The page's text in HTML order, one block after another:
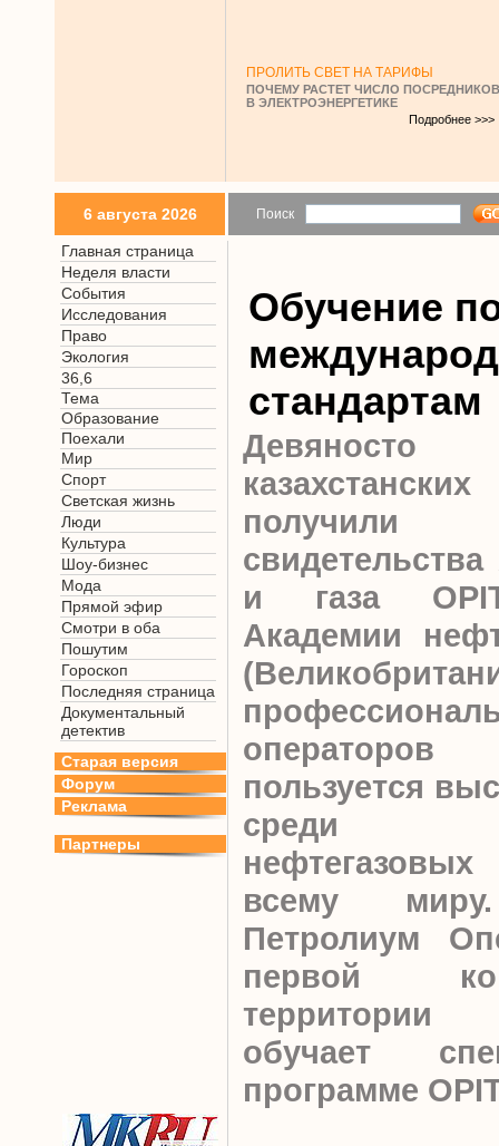
ПРОЛИТЬ СВЕТ НА ТАРИФЫ
ПОЧЕМУ РАСТЕТ ЧИСЛО ПОСРЕДНИКОВ
В ЭЛЕКТРОЭНЕРГЕТИКЕ
Подробнее >>>
6 августа 2026 Поиск
Главная страница
Неделя власти
События
Исследования
Право
Экология
36,6
Тема
Образование
Поехали
Мир
Спорт
Светская жизнь
Люди
Культура
Шоу-бизнес
Мода
Прямой эфир
Смотри в оба
Пошутим
Гороскоп
Последняя страница
Документальный
детектив
Старая версия
Форум
Реклама
Партнеры
Обучение
стандартам
получили
и газа
Академии
пользуется
среди
всему миру.
Петролиум
первой
обучает
программе